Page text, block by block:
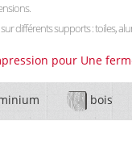
sur différents supports : toiles,
pour Une
bois